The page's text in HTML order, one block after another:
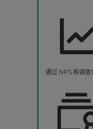
通过 NPS 和调查